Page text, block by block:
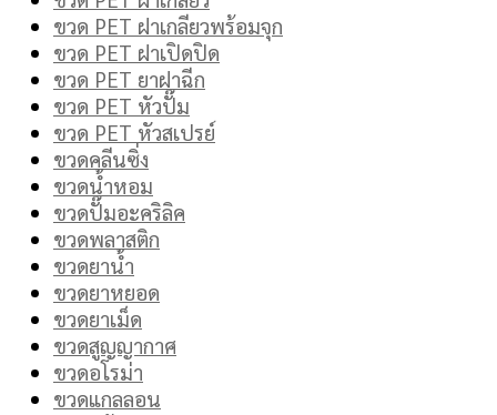
ขวด PET ฝาเกลียวพร้อมจุก
ขวด PET ฝาเปิดปิด
ขวด PET ยาฝาฉีก
ขวด PET หัวปั๊ม
ขวด PET หัวสเปรย์
ขวดคลีนซิ่ง
ขวดน้ำหอม
ขวดปั๊มอะคริลิค
ขวดพลาสติก
ขวดยาน้ำ
ขวดยาหยอด
ขวดยาเม็ด
ขวดสูญญากาศ
ขวดอโรม่า
ขวดแกลลอน